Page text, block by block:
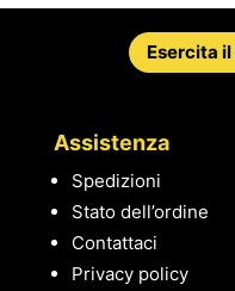
Esercita
Assistenza
Spedizioni
Stato dell’ordine
Contattaci
Privacy policy